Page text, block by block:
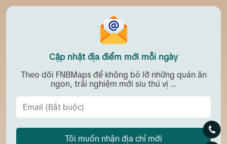
Cập nhật địa điểm mới mỗi ngày
Theo dõi FNBMaps để không bỏ lỡ những quán ăn
ngon, trải nghiệm mới siu thú vị ...
Tôi muốn nhận địa chỉ mới